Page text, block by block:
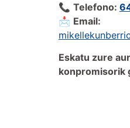
📞 Telefono:
📩 Email:
Eskatu zure
konpromisorik